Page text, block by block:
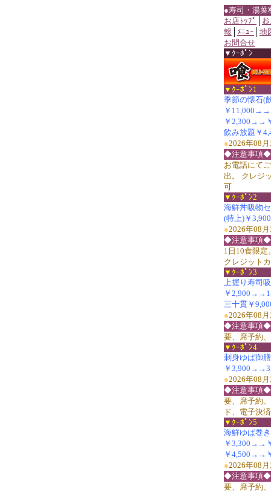
●寿司・湯
お店ﾄｯﾌﾟ
報
ﾒﾆｭｰ
地
お問合せ
▼ｸｰﾎﾟﾝ
▼ｸｰﾎﾟﾝ1
季節の懐石(
￥11,000→→
￥2,300→→
飲み放題￥
●2026年08
◆注意事項◆
お電話にて
出。 クレジ
可
▼ｸｰﾎﾟﾝ2
海鮮丼吸物
(特上)￥
●2026年08
◆注意事項◆
1日10食限
クレジット
▼ｸｰﾎﾟﾝ3
上握り寿司
￥
三十貫￥
●2026年08
◆注意事項◆
要、席予約
▼ｸｰﾎﾟﾝ4
刺身ゆば御
￥
●2026年08
◆注意事項◆
要、席予約
ド、電子決
▼ｸｰﾎﾟﾝ5
海鮮ゆば巻
￥3,300→→
￥4,500→→
●2026年08
◆注意事項◆
要、席予約